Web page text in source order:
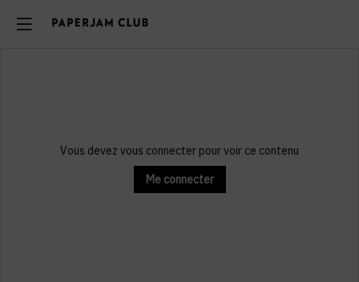
Vous devez vous connecter pour voir ce contenu
Me connecter